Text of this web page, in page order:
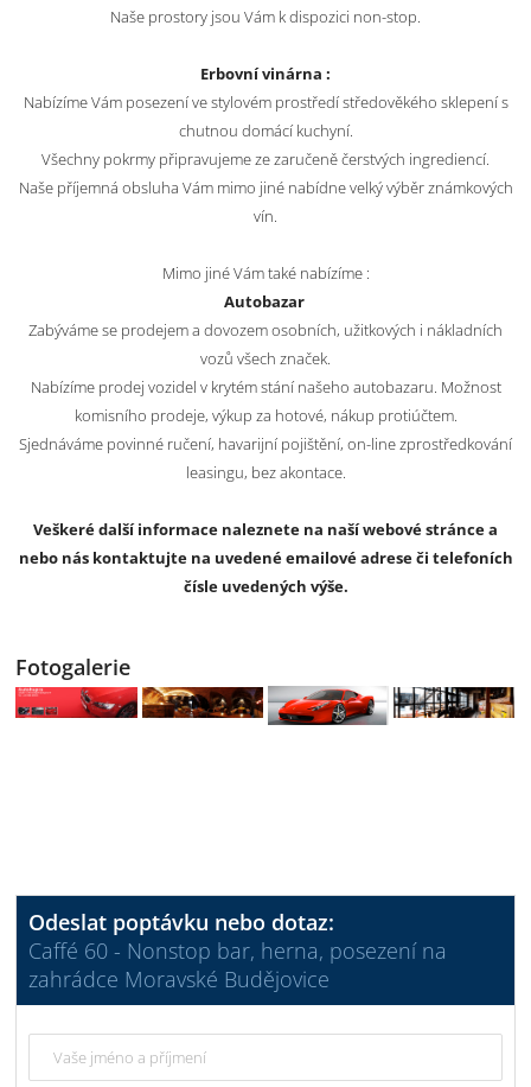
Naše prostory jsou Vám k dispozici non-stop.
Erbovní vinárna :
Nabízíme Vám posezení ve stylovém prostředí středověkého sklepení s
chutnou domácí kuchyní.
Všechny pokrmy připravujeme ze zaručeně čerstvých ingrediencí.
Naše příjemná obsluha Vám mimo jiné nabídne velký výběr známkových
vín.
Mimo jiné Vám také nabízíme :
Autobazar
Zabýváme se prodejem a dovozem osobních, užitkových i nákladních
vozů všech značek.
Nabízíme prodej vozidel v krytém stání našeho autobazaru. Možnost
komisního prodeje, výkup za hotové, nákup protiúčtem.
Sjednáváme povinné ručení, havarijní pojištění, on-line zprostředkování
leasingu, bez akontace.
Veškeré další informace naleznete na naší webové stránce a
nebo nás kontaktujte na uvedené emailové adrese či telefoních
čísle uvedených výše.
Fotogalerie
Odeslat poptávku nebo dotaz:
Caffé 60 - Nonstop bar, herna, posezení na
zahrádce Moravské Budějovice